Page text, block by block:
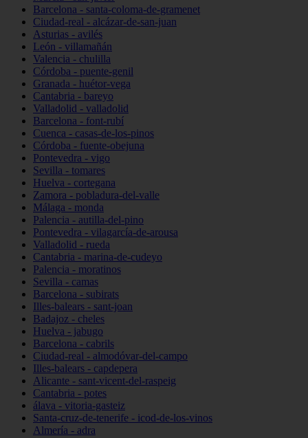
Barcelona - santa-coloma-de-gramenet
Ciudad-real - alcázar-de-san-juan
Asturias - avilés
León - villamañán
Valencia - chulilla
Córdoba - puente-genil
Granada - huétor-vega
Cantabria - bareyo
Valladolid - valladolid
Barcelona - font-rubí
Cuenca - casas-de-los-pinos
Córdoba - fuente-obejuna
Pontevedra - vigo
Sevilla - tomares
Huelva - cortegana
Zamora - pobladura-del-valle
Málaga - monda
Palencia - autilla-del-pino
Pontevedra - vilagarcía-de-arousa
Valladolid - rueda
Cantabria - marina-de-cudeyo
Palencia - moratinos
Sevilla - camas
Barcelona - subirats
Illes-balears - sant-joan
Badajoz - cheles
Huelva - jabugo
Barcelona - cabrils
Ciudad-real - almodóvar-del-campo
Illes-balears - capdepera
Alicante - sant-vicent-del-raspeig
Cantabria - potes
álava - vitoria-gasteiz
Santa-cruz-de-tenerife - icod-de-los-vinos
Almería - adra